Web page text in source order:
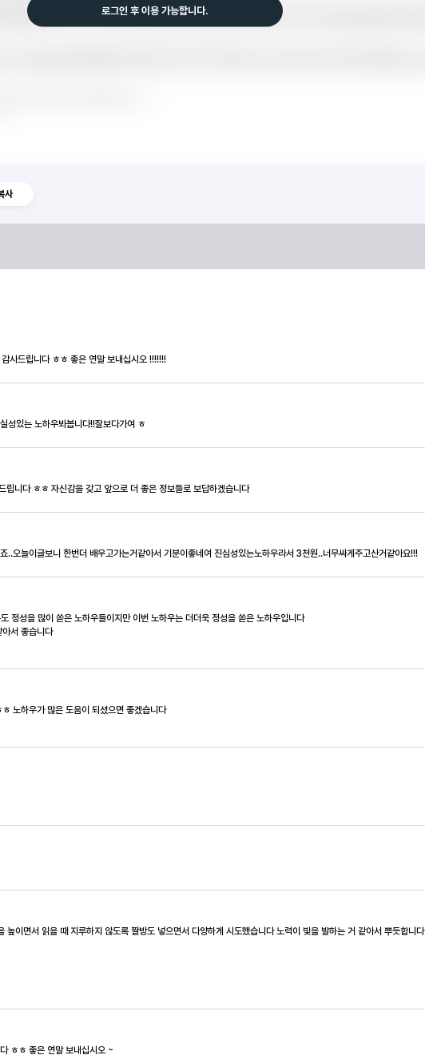
로그인 후 이용 가능합니다.
사
사드립니다 ㅎㅎ 좋은 연말 보내십시오 !!!!!!!
성있는 노하우봐봅니다!!잘보다가여 ㅎ
니다 ㅎㅎ 자신감을 갖고 앞으로 더 좋은 정보들로 보답하겠습니다
..오늘이글보니 한번더 배우고가는거같아서 기분이좋네여 진심성있는노하우라서 3천원..너무싸게주고산거같아요!!!
정성을 많이 쏟은 노하우들이지만 이번 노하우는 더더욱 정성을 쏟은 노하우입니다
서 좋습니다
노하우가 많은 도움이 되셨으면 좋겠습니다
높이면서 읽을 때 지루하지 않도록 짤방도 넣으면서 다양하게 시도했습니다 노력이 빛을 발하는 거 같아서 뿌듯합니다
ㅎㅎ 좋은 연말 보내십시오 ~